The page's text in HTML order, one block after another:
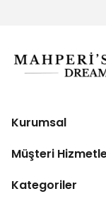
Kurumsal
Müşteri
Kategoriler